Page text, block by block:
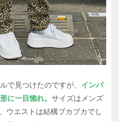
で見つけたのですが、 インパ
に一目惚れ。 サイズはメンズ
ウエストは結構ブカブカでし